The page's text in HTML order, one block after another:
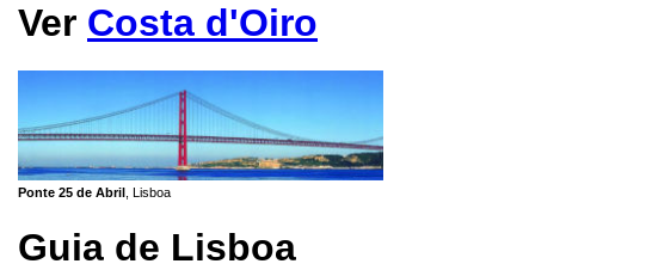
Ver Costa d'Oiro
Ponte 25 de Abril , Lisboa
Guia de Lisboa